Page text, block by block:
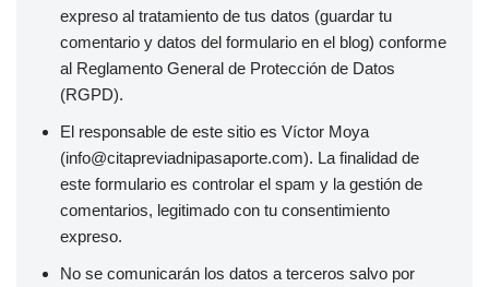
expreso al tratamiento de tus datos (guardar tu
comentario y datos del formulario en el blog) conforme
al Reglamento General de Protección de Datos
(RGPD).
El responsable de este sitio es Víctor Moya
(info@citapreviadnipasaporte.com). La finalidad de
este formulario es controlar el spam y la gestión de
comentarios, legitimado con tu consentimiento
expreso.
No se comunicarán los datos a terceros salvo por